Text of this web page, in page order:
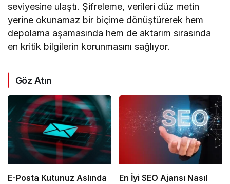
seviyesine ulaştı. Şifreleme, verileri düz metin
yerine okunamaz bir biçime dönüştürerek hem
depolama aşamasında hem de aktarım sırasında
en kritik bilgilerin korunmasını sağlıyor.
Göz Atın
E-Posta Kutunuz Aslında
En İyi SEO Ajansı Nasıl